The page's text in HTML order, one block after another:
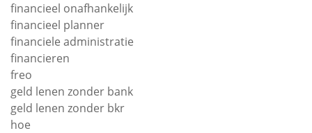
financieel onafhankelijk
financieel planner
financiele administratie
financieren
freo
geld lenen zonder bank
geld lenen zonder bkr
hoe